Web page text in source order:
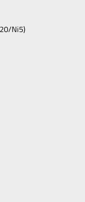
Ni5)